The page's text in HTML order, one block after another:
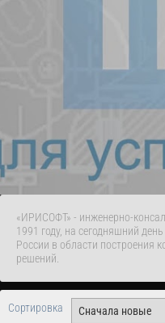
«ИРИСОФТ» - инженерно-
1991 году, на сегодняшний
России в области построения
решений.
Сортировка